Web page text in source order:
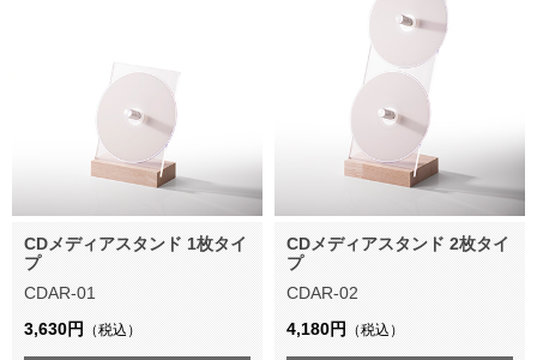
CDメディアスタンド 1枚タイ
プ
CDAR-01
3,630円
（税込）
CDメディアスタンド 2枚タイ
プ
CDAR-02
4,180円
（税込）